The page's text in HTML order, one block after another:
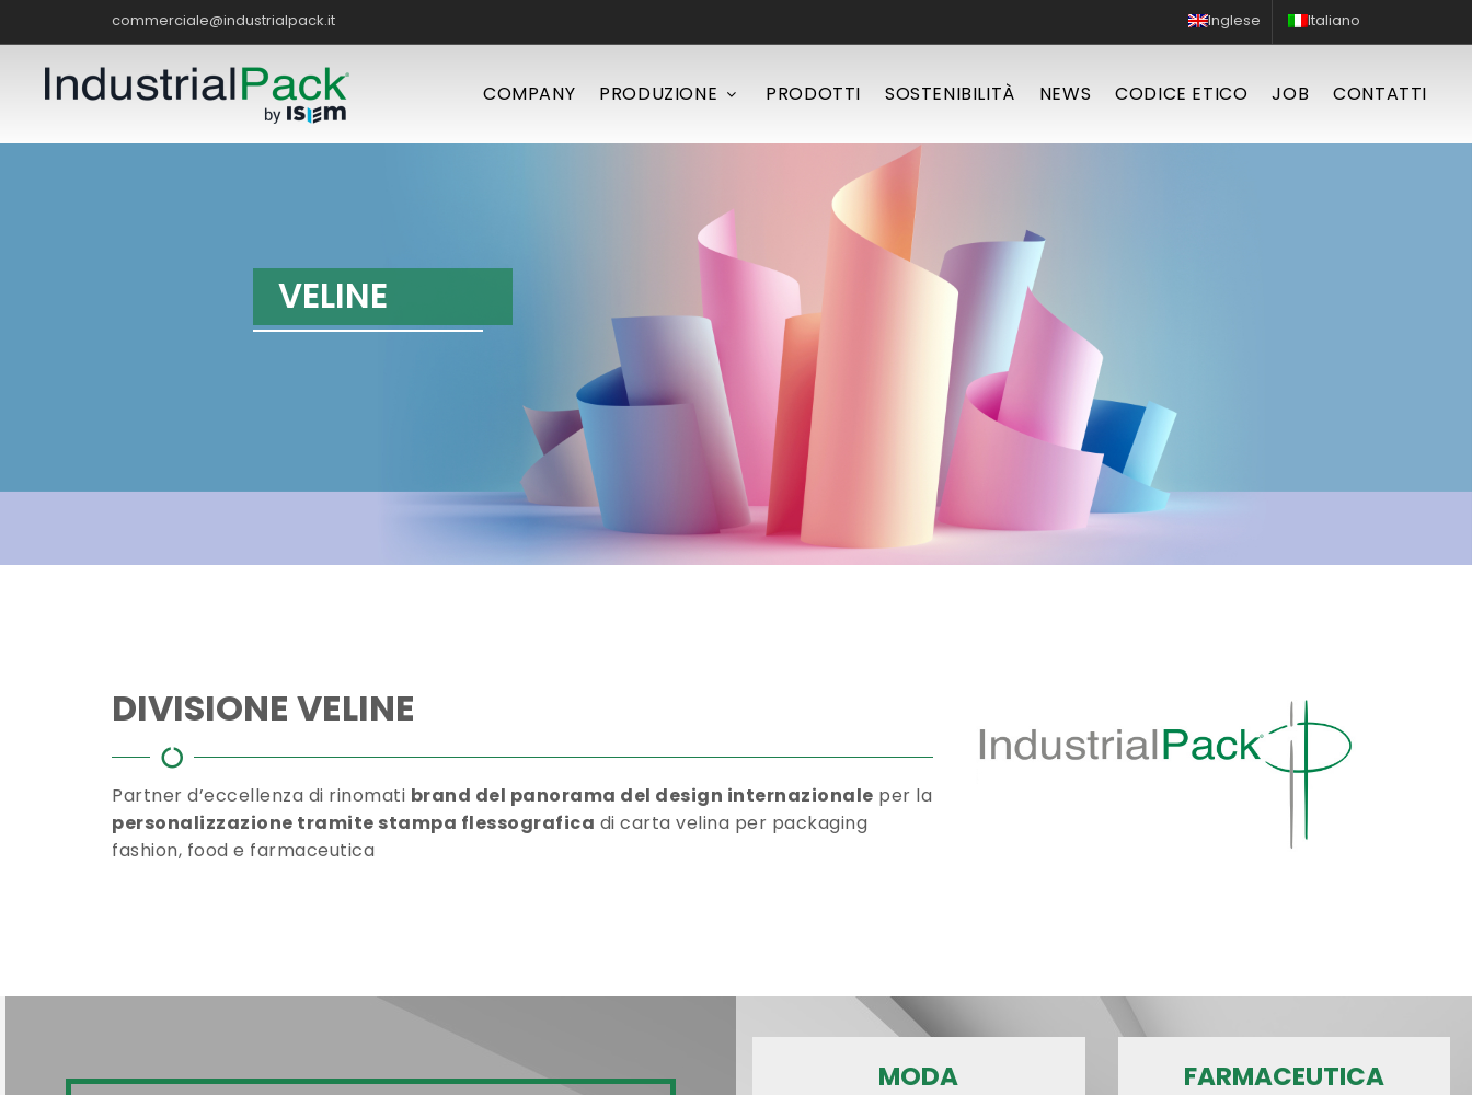
commerciale@industrialpack.it Inglese Italiano
COMPANY PRODUZIONE PRODOTTI SOSTENIBILITÀ NEWS CODICE ETICO JOB CONTATTI
VELINE
DIVISIONE VELINE
Partner d’eccellenza di rinomati brand del panorama del design internazionale per la
personalizzazione tramite stampa flessografica di carta velina per packaging
fashion, food e farmaceutica
MODA FARMACEUTICA